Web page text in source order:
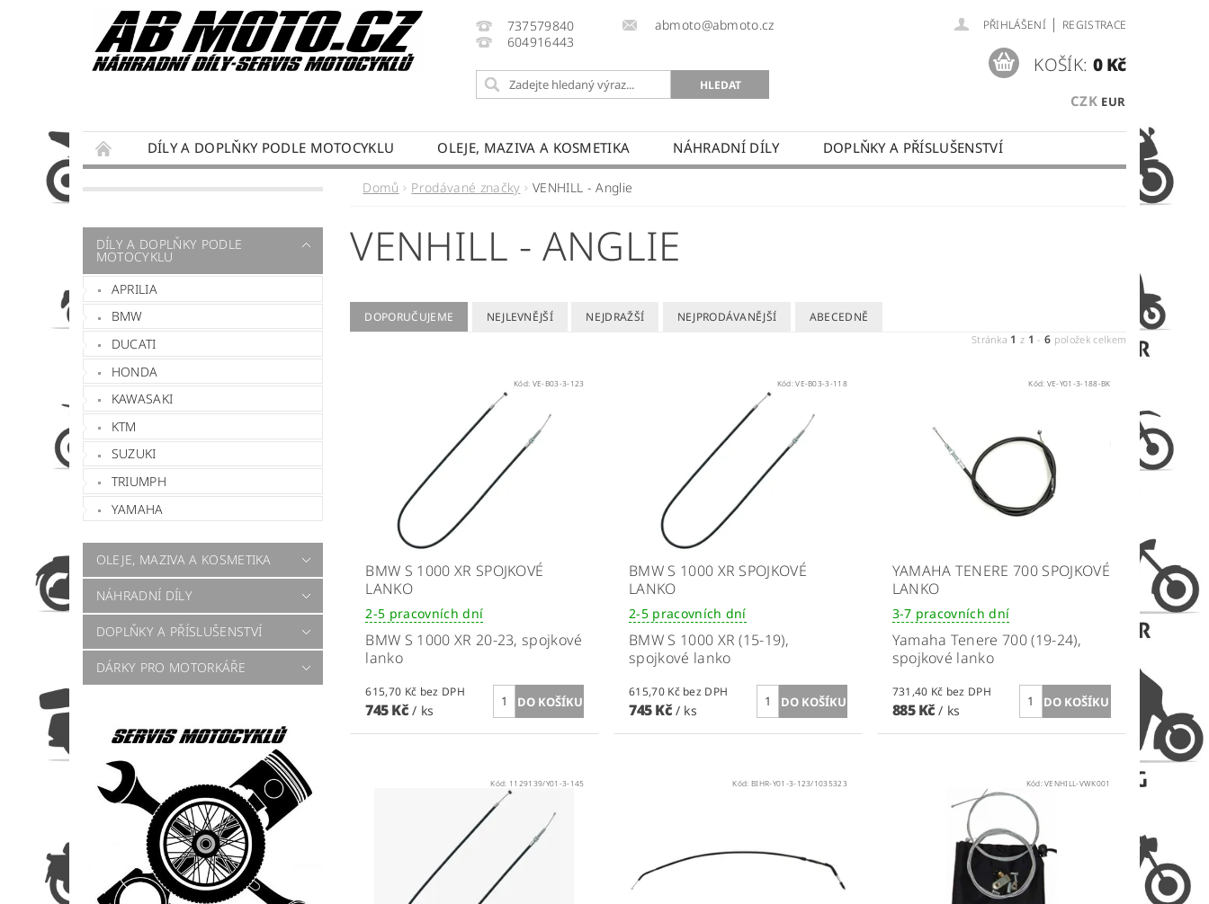
737579840
604916443
abmoto@abmoto.cz PŘIHLÁŠENÍ | REGISTRACE
CZK EUR
KOŠÍK: 0 Kč
DÍLY A DOPLŇKY PODLE MOTOCYKLU OLEJE, MAZIVA A KOSMETIKA NÁHRADNÍ DÍLY
DOPLŇKY A PŘÍSLUŠENSTVÍ
SERVIS MOTOCYKLŮ KONTAKT NAPIŠTE NÁM
DÍLY A DOPLŇKY PODLE
MOTOCYKLU
APRILIA
BMW
DUCATI
HONDA
KAWASAKI
KTM
SUZUKI
TRIUMPH
YAMAHA
OLEJE, MAZIVA A KOSMETIKA
NÁHRADNÍ DÍLY
DOPLŇKY A PŘÍSLUŠENSTVÍ
DÁRKY PRO MOTORKÁŘE
Domů Prodávané značky VENHILL - Anglie
VENHILL - ANGLIE
DOPORUČUJEME NEJLEVNĚJŠÍ NEJDRAŽŠÍ NEJPRODÁVANĚJŠÍ ABECEDNĚ
Stránka 1 z 1 -6 položek celkem
Kód: VE-B03-3-123
BMW S 1000 XR SPOJKOVÉ
LANKO
2-5 pracovních dní
BMW S 1000 XR 20-23, spojkové
lanko
615,70 Kč bez DPH
745 Kč/ ks
Kód:VE-B03-3-118
BMW S 1000 XR SPOJKOVÉ
LANKO
2-5 pracovních dní
BMW S 1000 XR (15-19),
spojkové lanko
615,70 Kč bez DPH
745 Kč / ks
Kód: VE-Y01-3-188-BK
YAMAHA TENERE 700 SPOJKOVÉ
LANKO
3-7 pracovních dní
Yamaha Tenere 700 (19-24),
spojkové lanko
731,40 Kč bez DPH
885 Kč/ ks
Kód: 1129139/Y01-3-145 Kód:BIHR-Y01-3-123/1035323 Kód:VENHILL-VWK001